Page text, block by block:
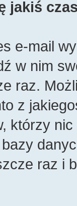
jakiś
e-mail
w nim
raz.
z
którzy
raz i